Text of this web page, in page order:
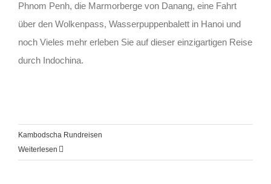
Phnom Penh, die Marmorberge von Danang, eine Fahrt
über den Wolkenpass, Wasserpuppenbalett in Hanoi und
noch Vieles mehr erleben Sie auf dieser einzigartigen Reise
durch Indochina.
Kambodscha Rundreisen
Weiterlesen